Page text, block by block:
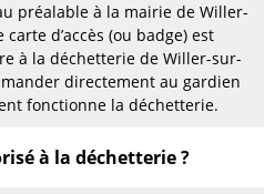
préalable à la mairie de Willer-
d’accès (ou badge) est
à la déchetterie de Willer-sur-
directement au gardien
fonctionne la déchetterie.
à la déchetterie ?